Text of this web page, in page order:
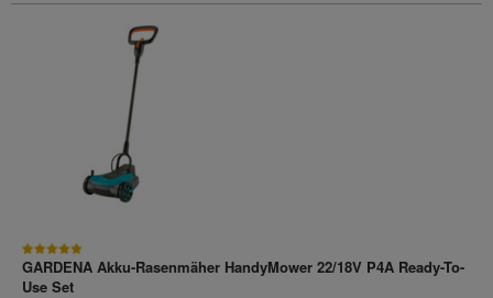
GARDENA Akku-Rasenmäher HandyMower 22/18V P4A Ready-To-
Use Set